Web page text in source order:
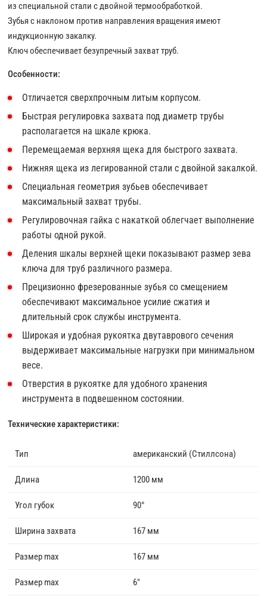
из специальной стали с двойной термообработкой.
Зубья с наклоном против направления вращения имеют
индукционную закалку.
Ключ обеспечивает безупречный захват труб.
Особенности:
Отличается сверхпрочным литым корпусом.
Быстрая регулировка захвата под диаметр трубы
располагается на шкале крюка.
Перемещаемая верхняя щека для быстрого захвата.
Нижняя щека из легированной стали с двойной закалкой.
Специальная геометрия зубьев обеспечивает
максимальный захват трубы.
Регулировочная гайка с накаткой облегчает выполнение
работы одной рукой.
Деления шкалы верхней щеки показывают размер зева
ключа для труб различного размера.
Прецизионно фрезерованные зубья со смещением
обеспечивают максимальное усилие сжатия и
длительный срок службы инструмента.
Широкая и удобная рукоятка двутаврового сечения
выдерживает максимальные нагрузки при минимальном
весе.
Отверстия в рукоятке для удобного хранения
инструмента в подвешенном состоянии.
Технические характеристики:
Тип американский (Стиллсона)
Длина 1200 мм
Угол губок 90°
Ширина захвата 167 мм
Размер max 167 мм
Размер max 6"